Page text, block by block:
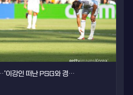
이강인 떠난 PSG와 경…